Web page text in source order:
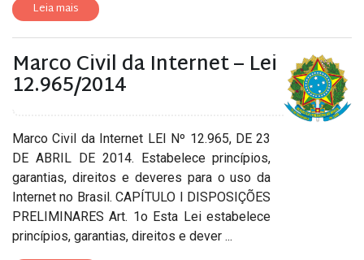
Leia mais
Marco Civil da Internet – Lei
12.965/2014
Marco Civil da Internet LEI Nº 12.965, DE 23
DE ABRIL DE 2014. Estabelece princípios,
garantias, direitos e deveres para o uso da
Internet no Brasil. CAPÍTULO I DISPOSIÇÕES
PRELIMINARES Art. 1o Esta Lei estabelece
princípios, garantias, direitos e dever ...